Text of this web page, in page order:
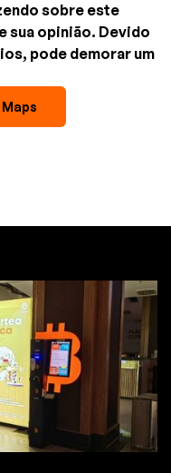
sobre este
sua opinião. Devido
pode demorar um